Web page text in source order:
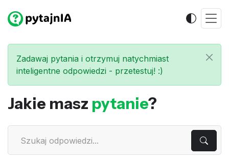
Zadawaj pytania i otrzymuj natychmiast
inteligentne odpowiedzi - przetestuj! :)
Jakie masz pytanie?